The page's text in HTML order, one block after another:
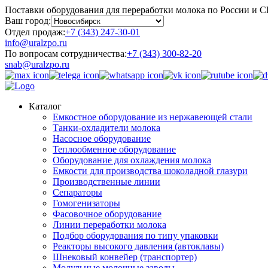
Поставки оборудования для переработки молока по России и
Ваш город:
Отдел продаж:+7 (343) 247-30-01
info@uralzpo.ru
По вопросам сотрудничества:+7 (343) 300-82-20
snab@uralzpo.ru
Каталог
Емкостное оборудование из нержавеющей стали
Танки-охладители молока
Насосное оборудование
Теплообменное оборудование
Оборудование для охлаждения молока
Емкости для производства шоколадной глазури
Производственные линии
Сепараторы
Гомогенизаторы
Фасовочное оборудование
Линии переработки молока
Подбор оборудования по типу упаковки
Реакторы высокого давления (автоклавы)
Шнековый конвейер (транспортер)